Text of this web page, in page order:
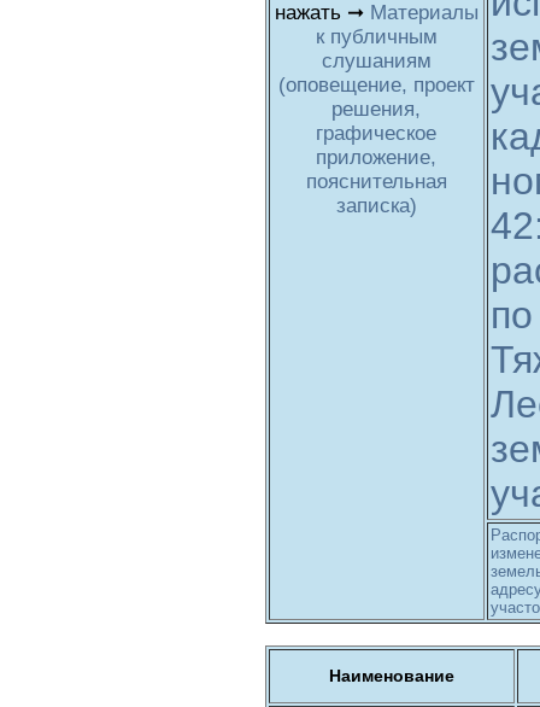
нажать ➞ Материалы
к публичным
слушаниям
(оповещение, проект
решения,
графическое
приложение,
пояснительная
записка)
Наименование